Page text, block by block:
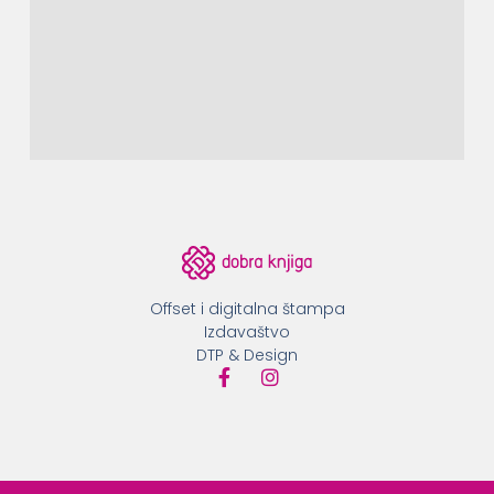
Offset i digitalna štampa
Izdavaštvo
DTP & Design